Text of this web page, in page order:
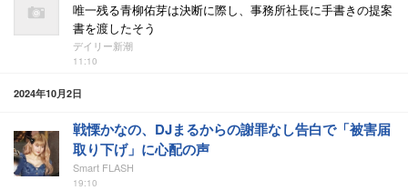
唯一残る青柳佑芽は決断に際し、事務所社長に手書きの提案
書を渡したそう
デイリー新潮
11:10
2024年10月2日
戦慄かなの、DJまるからの謝罪なし告白で「被害届
取り下げ」に心配の声
Smart FLASH
19:10